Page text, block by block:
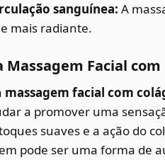
sanguínea: A
mais radiante.
Massagem Facial
massagem facial com
a promover uma
suaves e a ação do
pode ser uma forma de